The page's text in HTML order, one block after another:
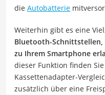
die Autobatterie
Weiterhin gibt es eine
Bluetooth-Schnittstellen,
zu Ihrem Smartphone
dieser Funktion finden
Kassettenadapter-
zusätzlich über eine